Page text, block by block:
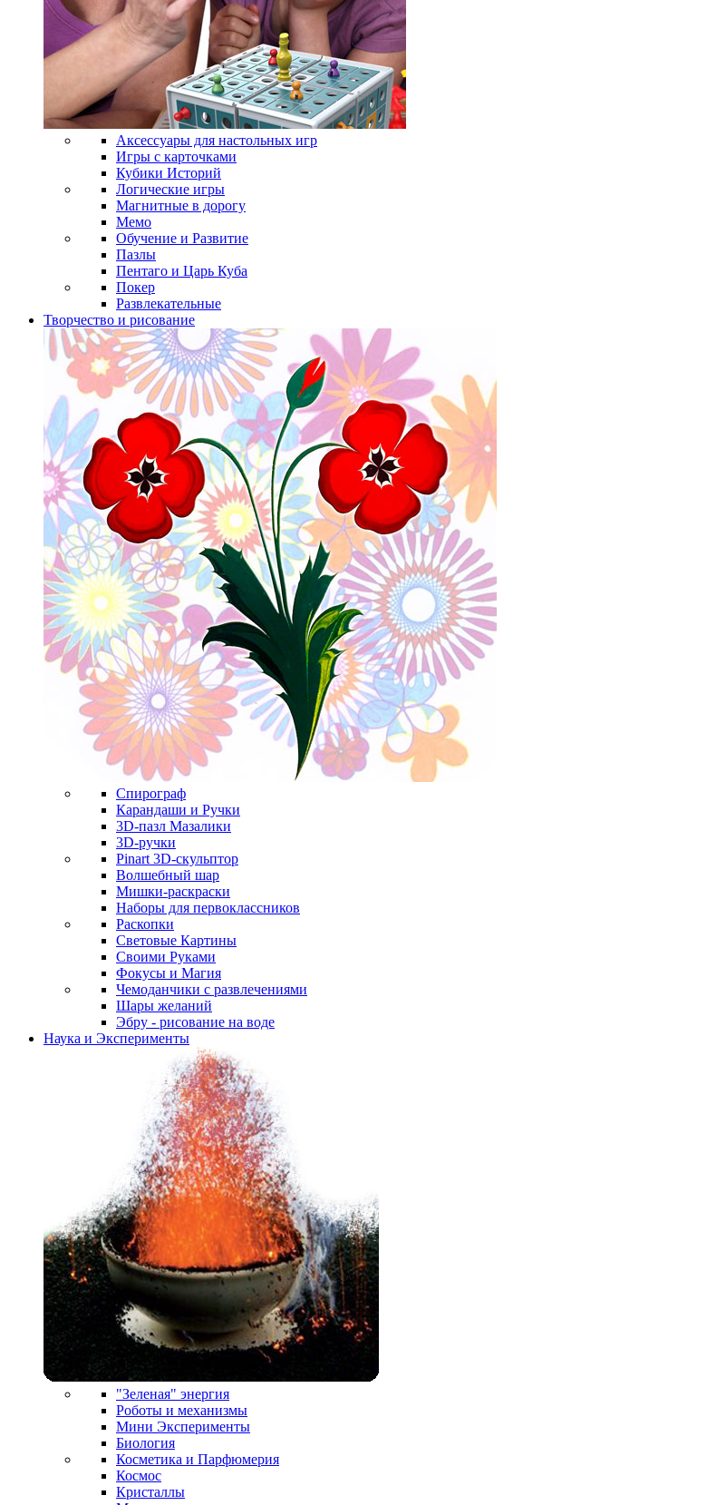
Аксессуары для настольных игр
Игры с карточками
Кубики Историй
Логические игры
Магнитные в дорогу
Мемо
Обучение и Развитие
Пазлы
Пентаго и Царь Куба
Покер
Развлекательные
Творчество и рисование
Спирограф
Карандаши и Ручки
3D-пазл Мазалики
3D-ручки
Pinart 3D-скульптор
Волшебный шар
Мишки-раскраски
Наборы для первоклассников
Раскопки
Световые Картины
Своими Руками
Фокусы и Магия
Чемоданчики с развлечениями
Шары желаний
Эбру - рисование на воде
Наука и Эксперименты
"Зеленая" энергия
Роботы и механизмы
Мини Эксперименты
Биология
Косметика и Парфюмерия
Космос
Кристаллы